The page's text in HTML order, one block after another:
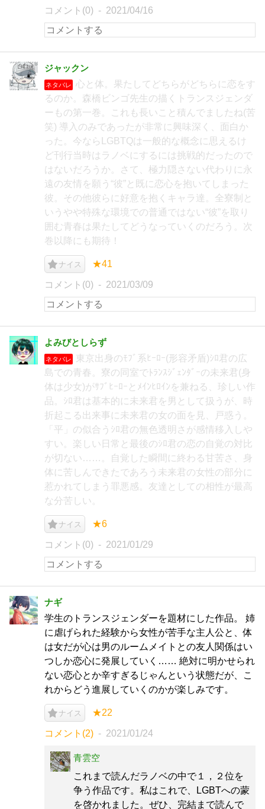
コメント(0) 2021/04/16
ジャックン
ネタバレ
心と体。果たしてどちらがどちらに恋をす
るのか。森橋ビンゴ先生の描くトランスジェンダ
ーもの第一巻。これも長いこと積んでましたね(苦
笑) 導入のみであったが非常に興味深く、面白か
った。今ならLGBTQは一般的な概念に思えるけ
ど刊行当時はラノベにするには挑戦的だったので
はないだろうか。さて、極力隠さない代わりに永
遠の友情を願う“彼”と既に恋心を抱いてしまった
彼。その他彼らに好意を抱くキャラ達。全寮制と
いうやや特殊な環境での普通ではない“彼”を取り
囲む青春は果たしてどうなっていくのだろう。次
巻以降にも期待！
ナイス ★41
コメント(0) 2021/03/09
よみびとしらず
ネタバレ
東京出身のﾓﾌﾞ系ﾋｰﾛｰ(形容矛盾)ｼﾛ君の広
島での青春。寮の同室でﾄﾗﾝｽｼﾞｪﾝﾀﾞｰの未来君(身
体は少女)がｻﾌﾞﾋｰﾛｰとﾒｲﾝﾋﾛｲﾝを兼ねる、珍しい作
品。ｼﾛ君は基本的に未来君を男として扱うが、時
折起こる出来事に未来君の女の面を見、戸惑う。
「平」の似合うｼﾛ君の無色透明さが感情移入しや
すい。楽しい日常と最後のｼﾛ君の恋の自覚の対比
が切ない……。自覚した瞬間に終わる甘苦さ、身
体に苦しんできたであろう未来君の女性の部分に
惹かれてしまう罪悪感。友達としての相性が最高
な分苦しい。
ナイス ★6
コメント(0) 2021/01/29
ナギ
学生のトランスジェンダーを題材にした作品。 姉
に虐げられた経験から女性が苦手な主人公と、体
は女だが心は男のルームメイトとの友人関係はい
つしか恋心に発展していく…… 絶対に明かせられ
ない恋心とか辛すぎるじゃんという状態だが、こ
れからどう進展していくのかが楽しみです。
ナイス ★22
コメント(2) 2021/01/24
青雲空
これまで読んだラノベの中で１，２位を
争う作品です。私はこれで、LGBTへの蒙
を啓かれました。ぜひ、完結まで読んで